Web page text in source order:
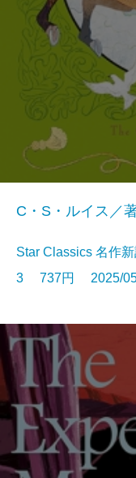
C・S・ルイス／
Star Classics 名作
3 737円 2025/